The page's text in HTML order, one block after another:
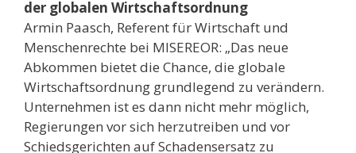
der globalen Wirtschaftsordnung
Armin Paasch, Referent für Wirtschaft und
Menschenrechte bei MISEREOR: „Das neue
Abkommen bietet die Chance, die globale
Wirtschaftsordnung grundlegend zu verändern.
Unternehmen ist es dann nicht mehr möglich,
Regierungen vor sich herzutreiben und vor
Schiedsgerichten auf Schadensersatz zu